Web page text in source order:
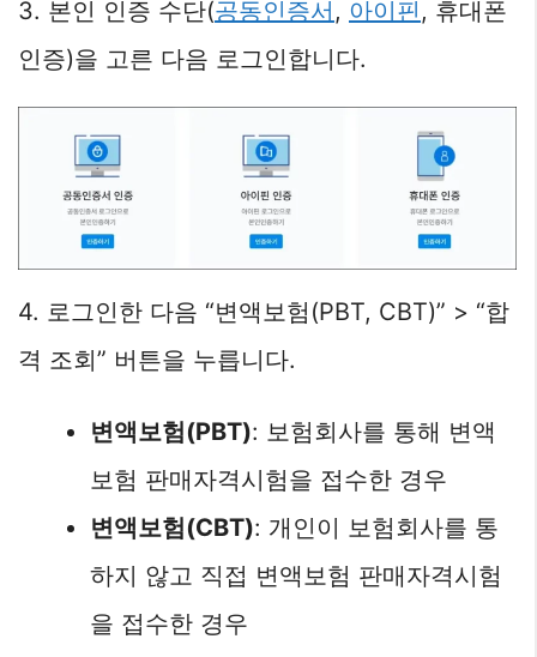
3. 본인 인증 수단(공동인증서 , 아이핀 , 휴대폰
인증)을 고른 다음 로그인합니다.
4. 로그인한 다음 “변액보험(PBT, CBT)” > “합
격 조회” 버튼을 누릅니다.
변액보험(PBT): 보험회사를 통해 변액
보험 판매자격시험을 접수한 경우
변액보험(CBT): 개인이 보험회사를 통
하지 않고 직접 변액보험 판매자격시험
을 접수한 경우